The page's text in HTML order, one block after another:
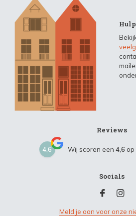
Reviews
4,6 Wij scoren een 4,6 op
Socials
Meld je aan voor onze